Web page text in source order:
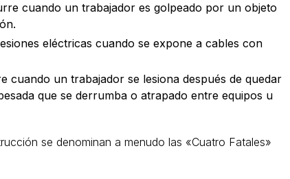
cuando un trabajador es golpeado por un objeto
eléctricas cuando se expone a cables con
cuando un trabajador se lesiona después de quedar
que se derrumba o atrapado entre equipos u
se denominan a menudo las «Cuatro Fatales»